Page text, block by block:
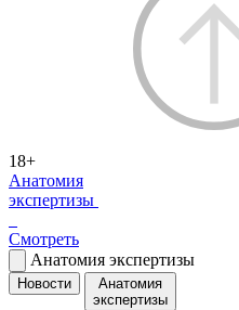
18+
Анатомия
экспертизы
Смотреть
Анатомия экспертизы
Новости
Анатомия
экспертизы